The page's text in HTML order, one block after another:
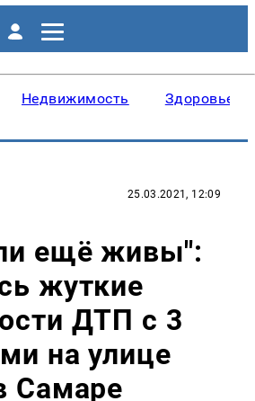
Недвижимость Здоровье
25.03.2021, 12:09
ещё живы":
жуткие
ДТП с 3
на улице
Самаре